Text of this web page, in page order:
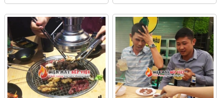
Buffet Nướng